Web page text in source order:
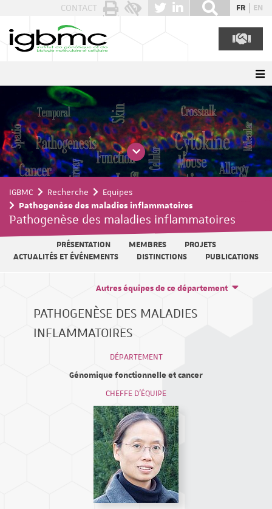
CONTACT FR EN
IGBMC Recherche
Equipes
Pathogenèse des maladies inflammatoires
Pathogenèse des maladies inflammatoires
PRÉSENTATION MEMBRES
PROJETS
ACTUALITÉS ET ÉVÉNEMENTS
DISTINCTIONS PUBLICATIONS
PATHOGENÈSE DES MALADIES
INFLAMMATOIRES
Autres équipes de ce département
DÉPARTEMENT
Génomique fonctionnelle et cancer
CHEFFE D'ÉQUIPE
Panneau de gestion des cookies